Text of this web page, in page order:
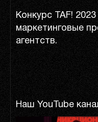
Конкурс TAF!
маркетинговые
агентств.
Наш YouTube